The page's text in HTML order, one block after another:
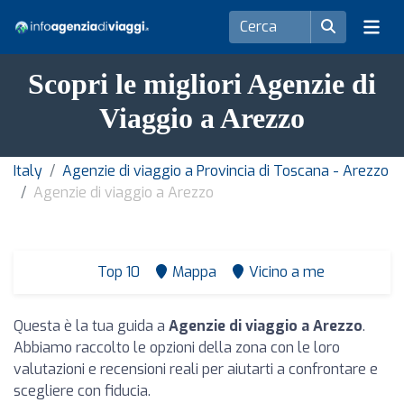
Scopri le migliori Agenzie di
Viaggio a Arezzo
Italy
Agenzie di viaggio a Provincia di Toscana - Arezzo
Agenzie di viaggio a Arezzo
Top 10 Mappa Vicino a me
Questa è la tua guida a Agenzie di viaggio a Arezzo.
Abbiamo raccolto le opzioni della zona con le loro
valutazioni e recensioni reali per aiutarti a confrontare e
scegliere con fiducia.